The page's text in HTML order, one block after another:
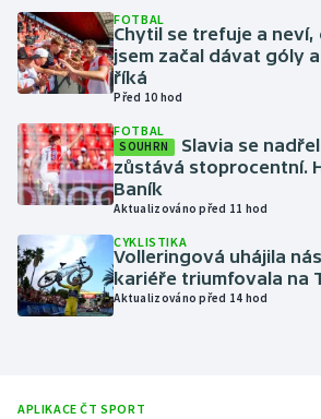
Házená
Jezdectví
Judo
Krasobruslení
Lezení
Lyže a snowboard
Motorsport
FOTBAL
Chytil se trefuje a neví,
jsem začal dávat góly
říká
Před 10 hod
FOTBAL
SOUHRN
Slavia se
zůstává stoprocentní.
Baník
Aktualizováno před 11 hod
CYKLISTIKA
Volleringová uhájila
kariéře triumfovala na
Aktualizováno před 14 hod
APLIKACE ČT SPORT